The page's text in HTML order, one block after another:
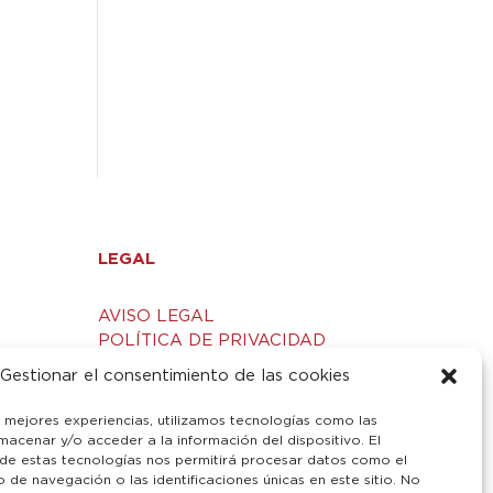
Gestionar el consentimiento de las cookies
experiencias, utilizamos tecnologías como las
y/o acceder a la información del dispositivo. El
estas tecnologías nos permitirá procesar datos como el
de navegación o las identificaciones únicas en este sitio. No
LEGAL
AVISO LEGAL
POLÍTICA DE PRIVACIDAD